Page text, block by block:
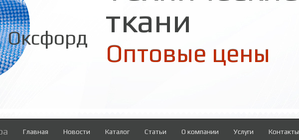
ткани
Оксфорд
Главная Новости Каталог Статьи О компании Услуги Контакты